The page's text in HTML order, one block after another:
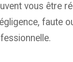
vous être
faute